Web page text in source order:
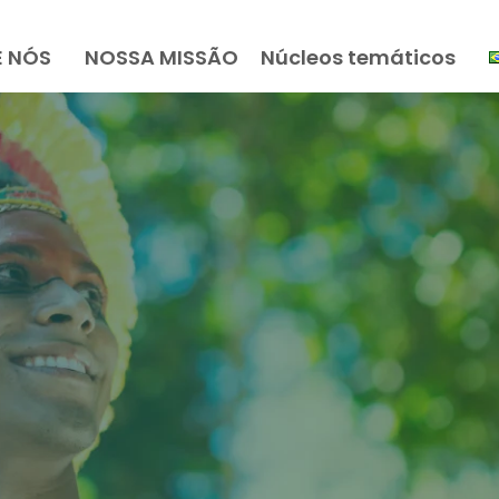
NÓS NOSSA MISSÃO Núcleos temáticos